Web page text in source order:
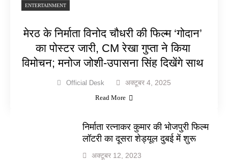
ENTERTAINMENT
मेरठ के निर्माता विनोद चौधरी की फिल्म ‘गोदान’
का पोस्टर जारी, CM रेखा गुप्ता ने किया
विमोचन; मनोज जोशी-उपासना सिंह दिखेंगे साथ
Official Desk अक्टूबर 4, 2025
Read More
निर्माता रत्नाकर कुमार की भोजपुरी फिल्म
लॉटरी का दूसरा शेड्यूल दुबई में शुरू
अक्टूबर 12, 2023